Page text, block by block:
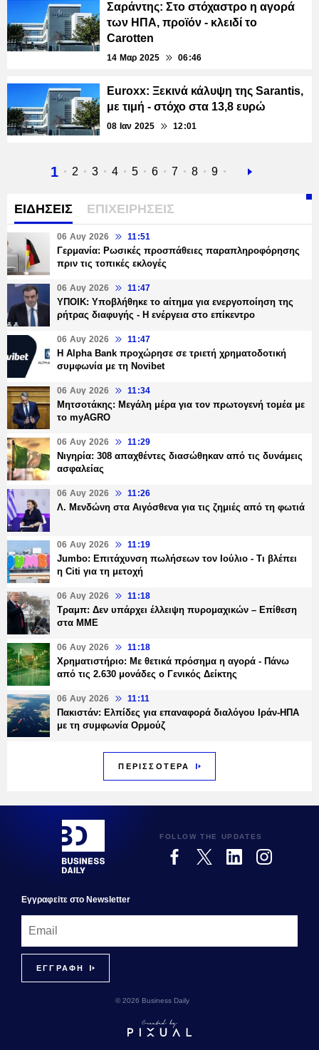
Σαράντης: Στο στόχαστρο η αγορά
των ΗΠΑ, προϊόν - κλειδί το
Carotten
14 Μαρ 2025 06:46
Euroxx: Ξεκινά κάλυψη της Sarantis,
με τιμή - στόχο στα 13,8 ευρώ
08 Ιαν 2025 12:01
Τρέχουσα
1 Σελίδα
2 Σελίδα
3 Σελίδα
4 Σελίδα
5 Σελίδα
6 Σελίδα
7 Σελίδα
8 Σελίδα
9
Next
ΕΙΔΗΣΕΙΣ ΕΠΙΧΕΙΡΗΣΕΙΣ
06 Αυγ 2026 11:51
Γερμανία: Ρωσικές προσπάθειες παραπληροφόρησης
πριν τις τοπικές εκλογές
06 Αυγ 2026 11:47
ΥΠΟΙΚ: Υποβλήθηκε το αίτημα για ενεργοποίηση της
ρήτρας διαφυγής - Η ενέργεια στο επίκεντρο
06 Αυγ 2026 11:47
Η Alpha Bank προχώρησε σε τριετή χρηματοδοτική
συμφωνία με τη Novibet
06 Αυγ 2026 11:34
Μητσοτάκης: Μεγάλη μέρα για τον πρωτογενή τομέα με
το myAGRO
06 Αυγ 2026 11:29
Νιγηρία: 308 απαχθέντες διασώθηκαν από τις δυνάμεις
ασφαλείας
06 Αυγ 2026 11:26
Λ. Μενδώνη στα Αιγόσθενα για τις ζημιές από τη φωτιά
06 Αυγ 2026 11:19
Jumbo: Επιτάχυνση πωλήσεων τον Ιούλιο - Τι βλέπει
η Citi για τη μετοχή
06 Αυγ 2026 11:18
Τραμπ: Δεν υπάρχει έλλειψη πυρομαχικών – Επίθεση
στα ΜΜΕ
06 Αυγ 2026 11:18
Χρηματιστήριο: Με θετικά πρόσημα η αγορά - Πάνω
από τις 2.630 μονάδες ο Γενικός Δείκτης
06 Αυγ 2026 11:11
Πακιστάν: Ελπίδες για επαναφορά διαλόγου Ιράν-ΗΠΑ
με τη συμφωνία Ορμούζ
ΠΕΡΙΣΣΟΤΕΡΑ
FOLLOW THE UPDATES
Εγγραφεiτε στο Newsletter
© 2026 Business Daily